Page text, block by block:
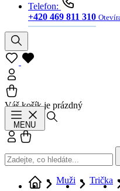
Telefon:
+420 469 811 310
Váš košík je prázdný
MENU
Přihlásit se
Muži Trička